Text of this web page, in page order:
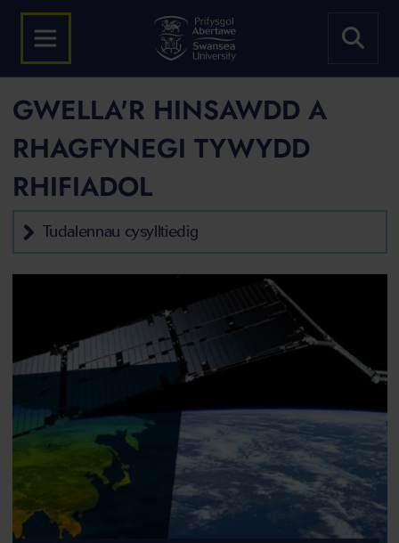
GWELLA'R HINSAWDD A
RHAGFYNEGI TYWYDD
RHIFIADOL
Tudalennau cysylltiedig